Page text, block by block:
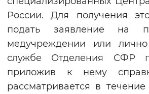
Вернуть
России. Для получения
подать заявление на
медучреждении или
службе Отделения СФР
приложив к нему
рассматривается в